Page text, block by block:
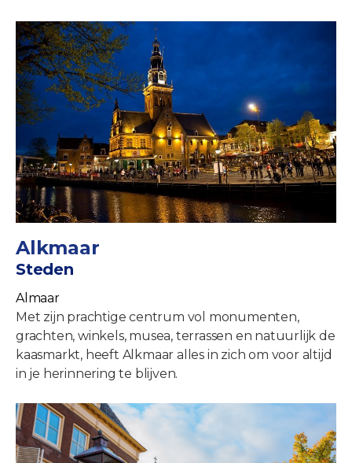
Alkmaar
Steden
Almaar
Met zijn prachtige centrum vol monumenten,
grachten, winkels, musea, terrassen en natuurlijk de
kaasmarkt, heeft Alkmaar alles in zich om voor altijd
in je herinnering te blijven.